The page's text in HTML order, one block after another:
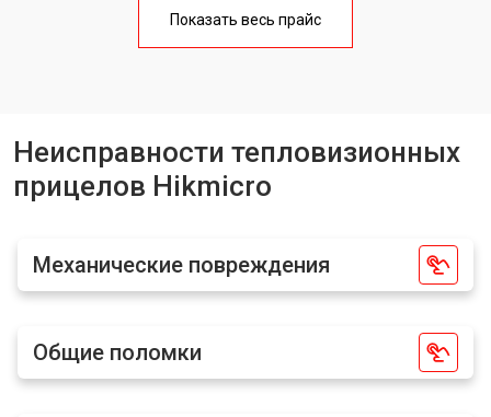
Показать весь прайс
Неисправности тепловизионных
прицелов Hikmicro
Механические повреждения
Общие поломки